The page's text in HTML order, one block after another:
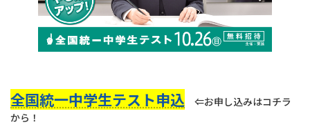
全国統一中学生テスト申込 ⇐お申し込みはコチラ
から！